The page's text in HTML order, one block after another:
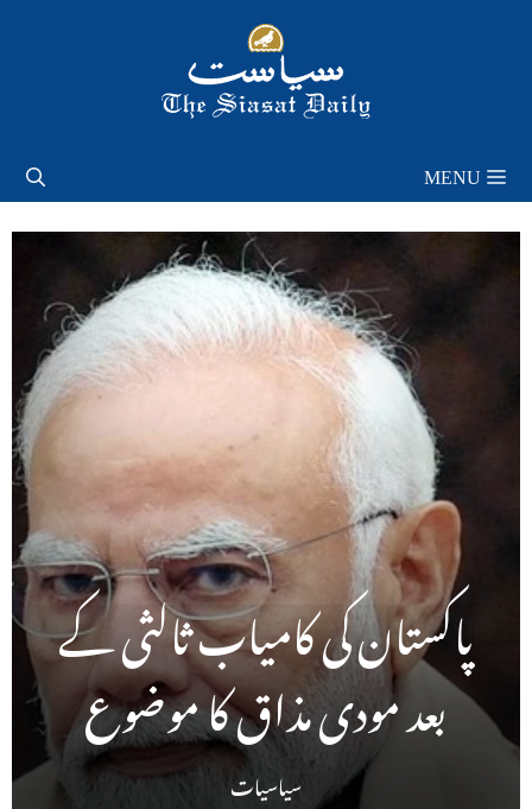
MENU
پاکستان کی کامیاب ثالثی کے
بعد مودی مذاق کا موضوع
سیاسیات